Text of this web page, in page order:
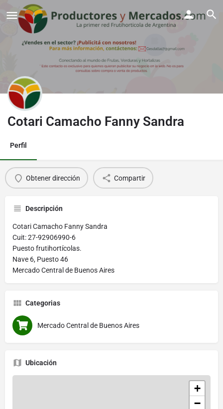
Cotari Camacho Fanny Sandra
Perfil
Obtener dirección Compartir
Descripción
Cotari Camacho Fanny Sandra
Cuit: 27-92906990-6
Puesto frutihortícolas.
Nave 6, Puesto 46
Mercado Central de Buenos Aires
Categorias
Mercado Central de Buenos Aires
Ubicación
+
−